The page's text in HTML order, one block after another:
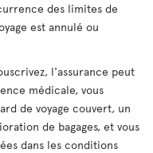
des limites de
est annulé ou
l'assurance peut
médicale, vous
de voyage couvert, un
de bagages, et vous
dans les conditions